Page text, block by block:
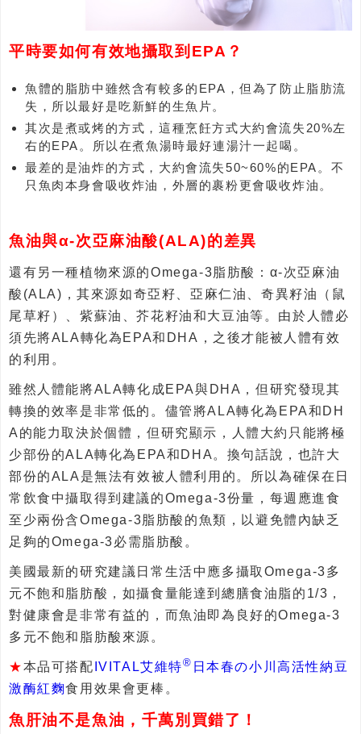
平時要如何有效地攝取到EPA？
魚體的脂肪中雖然含有較多的EPA，但為了防止脂肪流
失，所以最好是吃新鮮的生魚片。
其次是煮或烤的方式，這種烹飪方式大約會流失20%左
右的EPA。所以在煮魚湯時最好連湯汁一起喝。
最差的是油炸的方式，大約會流失50~60%的EPA。不
只魚肉本身會吸收炸油，外層的裹粉更會吸收炸油。
魚油與α-次亞麻油酸(ALA)的差異
還有另一種植物來源的Omega-3脂肪酸：α-次亞麻油
酸(ALA)，其來源如奇亞籽、亞麻仁油、奇異籽油（鼠
尾草籽）、紫蘇油、芥花籽油和大豆油等。由於人體必
須先將ALA轉化為EPA和DHA，之後才能被人體有效
的利用。
雖然人體能將ALA轉化成EPA與DHA，但研究發現其
轉換的效率是非常低的。儘管將ALA轉化為EPA和DH
A的能力取決於個體，但研究顯示，人體大約只能將極
少部份的ALA轉化為EPA和DHA。換句話說，也許大
部份的ALA是無法有效被人體利用的。所以為確保在日
常飲食中攝取得到建議的Omega-3份量，每週應進食
至少兩份含Omega-3脂肪酸的魚類，以避免體內缺乏
足夠的Omega-3必需脂肪酸。
美國最新的研究建議日常生活中應多攝取Omega-3多
元不飽和脂肪酸，如攝食量能達到總膳食油脂的1/3，
對健康會是非常有益的，而魚油即為良好的Omega-3
多元不飽和脂肪酸來源。
★本品可搭配 IVITAL艾維特® 日本春の小川高活性納豆
激酶紅麴食用效果會更棒。
魚肝油不是魚油，千萬別買錯了！